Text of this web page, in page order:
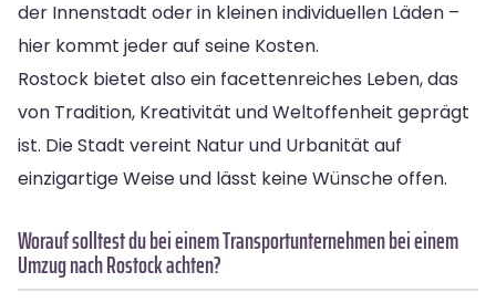
der Innenstadt oder in kleinen individuellen Läden –
hier kommt jeder auf seine Kosten.
Rostock bietet also ein facettenreiches Leben, das
von Tradition, Kreativität und Weltoffenheit geprägt
ist. Die Stadt vereint Natur und Urbanität auf
einzigartige Weise und lässt keine Wünsche offen.
Worauf solltest du bei einem Transportunternehmen bei einem
Umzug nach Rostock achten?